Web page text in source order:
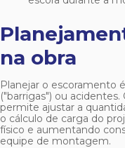
na obra
Planejar o escoramento
("barrigas") ou acidentes.
permite ajustar a
o cálculo de carga do
físico e aumentando
equipe de montagem.